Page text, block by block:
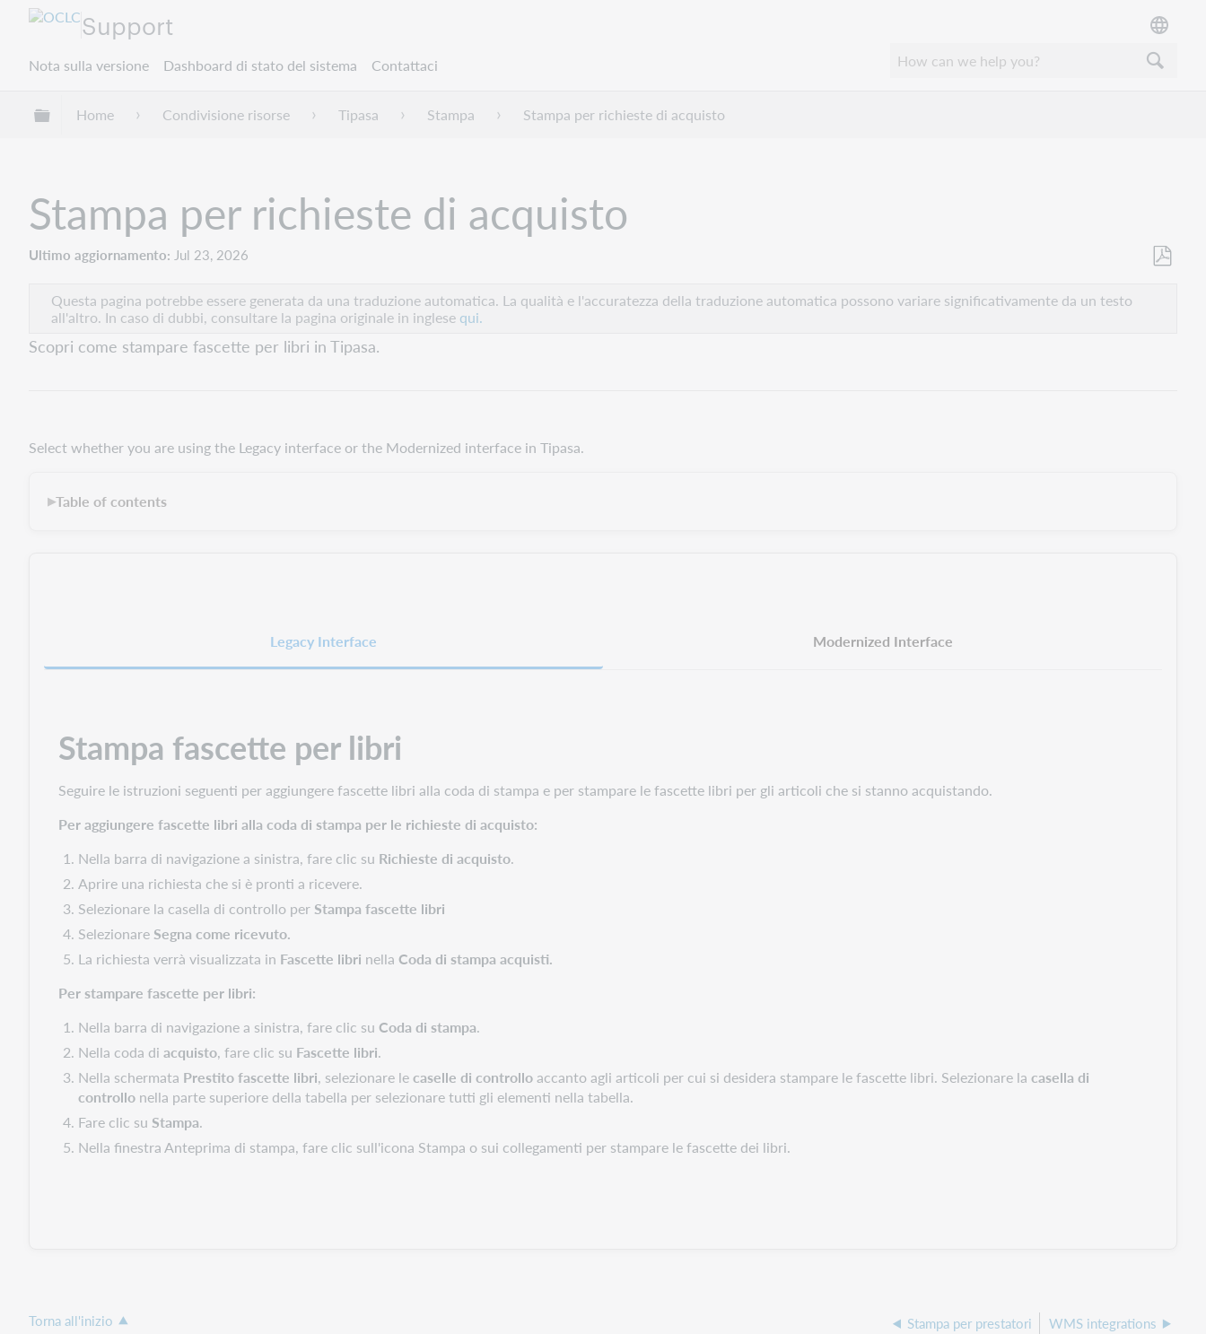
Support
Nota sulla versione Dashboard di stato del sistema Contattaci
Espandi/comprimi la gerarchia globale
Home Condivisione risorse Tipasa Stampa Stampa per richieste di acquisto
Stampa per richieste di acquisto
Ultimo aggiornamento Jul 23, 2026
Questa pagina potrebbe essere generata da una traduzione automatica. La qualità e l'accuratezza della traduzione automatica possono variare significativamente da un testo
all'altro. In caso di dubbi, consultare la pagina originale in inglese qui.
Scopri come stampare fascette per libri in Tipasa.
Select whether you are using the Legacy interface or the Modernized interface in Tipasa.
▶Table of contents
Legacy Interface Modernized Interface
Stampa fascette per libri
Seguire le istruzioni seguenti per aggiungere fascette libri alla coda di stampa e per stampare le fascette libri per gli articoli che si stanno acquistando.
Per aggiungere fascette libri alla coda di stampa per le richieste di acquisto:
Nella barra di navigazione a sinistra, fare clic su Richieste di acquisto.
Aprire una richiesta che si è pronti a ricevere.
Selezionare la casella di controllo per Stampa fascette libri
Selezionare Segna come ricevuto.
La richiesta verrà visualizzata in Fascette libri nellaCoda di stampa acquisti.
Per stampare fascette per libri:
Nella barra di navigazione a sinistra, fare clic suCoda di stampa.
Nella coda diacquisto, fare clic su Fascette libri.
Nella schermata Prestito fascette libri, selezionare lecaselle di controlloaccanto agli articoli per cui si desidera stampare le fascette libri. Selezionare lacasella di
controllo nella parte superiore della tabella per selezionare tutti gli elementi nella tabella.
Fare clic su Stampa.
Nella finestra Anteprima di stampa, fare clic sull'icona Stampa o sui collegamenti per stampare le fascette dei libri.
Torna all'inizio Stampa per prestatori WMS integrations